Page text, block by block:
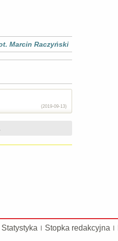
Marcin Raczyński
(2019-09-13)
Statystyka Stopka redakcyjna